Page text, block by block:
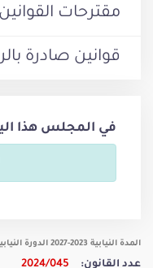
مقترحات القوانين
قوانين صادرة
في المجلس هذا
المدة النيابية 2023-2027 الدورة النيابية 2023 - 2024
عدد القانون: 2024/045